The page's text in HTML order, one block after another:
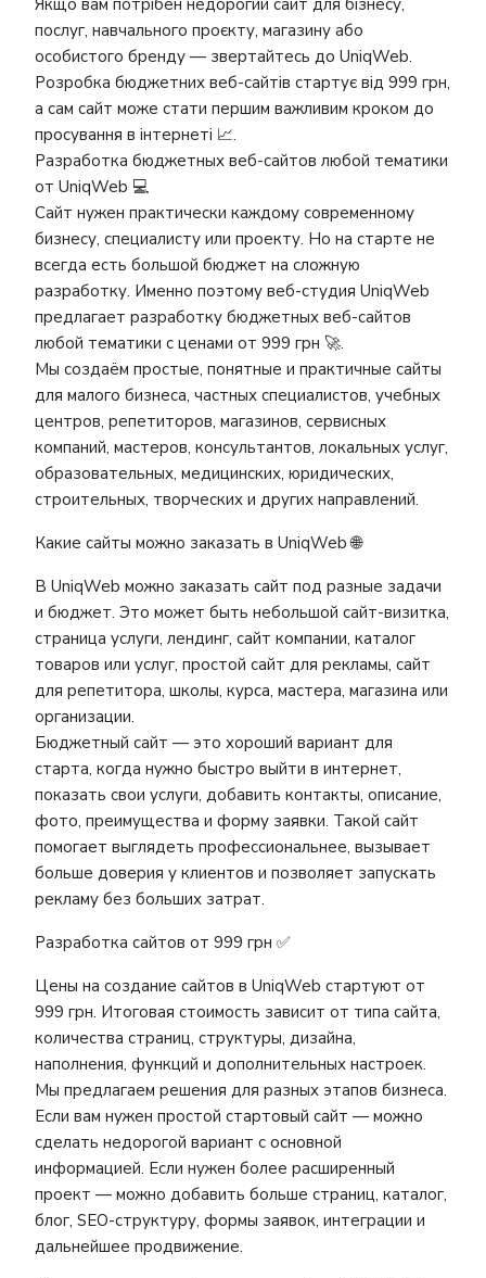
Якщо вам потрібен недорогий сайт для бізнесу,
послуг, навчального проєкту, магазину або
особистого бренду — звертайтесь до UniqWeb.
Розробка бюджетних веб-сайтів стартує від 999 грн,
а сам сайт може стати першим важливим кроком до
просування в інтернеті 📈.
Разработка бюджетных веб-сайтов любой тематики
от UniqWeb 💻
Сайт нужен практически каждому современному
бизнесу, специалисту или проекту. Но на старте не
всегда есть большой бюджет на сложную
разработку. Именно поэтому веб-студия UniqWeb
предлагает разработку бюджетных веб-сайтов
любой тематики с ценами от 999 грн 🚀.
Мы создаём простые, понятные и практичные сайты
для малого бизнеса, частных специалистов, учебных
центров, репетиторов, магазинов, сервисных
компаний, мастеров, консультантов, локальных услуг,
образовательных, медицинских, юридических,
строительных, творческих и других направлений.
Какие сайты можно заказать в UniqWeb 🌐
В UniqWeb можно заказать сайт под разные задачи
и бюджет. Это может быть небольшой сайт-визитка,
страница услуги, лендинг, сайт компании, каталог
товаров или услуг, простой сайт для рекламы, сайт
для репетитора, школы, курса, мастера, магазина или
организации.
Бюджетный сайт — это хороший вариант для
старта, когда нужно быстро выйти в интернет,
показать свои услуги, добавить контакты, описание,
фото, преимущества и форму заявки. Такой сайт
помогает выглядеть профессиональнее, вызывает
больше доверия у клиентов и позволяет запускать
рекламу без больших затрат.
Разработка сайтов от 999 грн ✅
Цены на создание сайтов в UniqWeb стартуют от
999 грн. Итоговая стоимость зависит от типа сайта,
количества страниц, структуры, дизайна,
наполнения, функций и дополнительных настроек.
Мы предлагаем решения для разных этапов бизнеса.
Если вам нужен простой стартовый сайт — можно
сделать недорогой вариант с основной
информацией. Если нужен более расширенный
проект — можно добавить больше страниц, каталог,
блог, SEO-структуру, формы заявок, интеграции и
дальнейшее продвижение.